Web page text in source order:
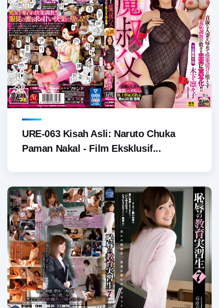
URE-063 Kisah Asli: Naruto Chuka
Paman Nakal - Film Eksklusif...